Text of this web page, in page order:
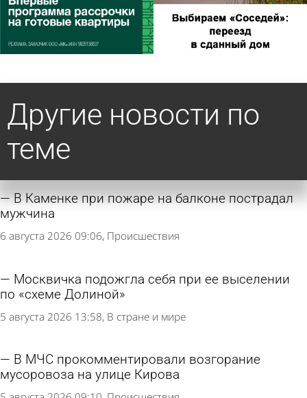
Другие новости по
теме
В Каменке при пожаре на балконе пострадал
мужчина
6 августа 2026 09:06 Происшествия
Москвичка подожгла себя при ее выселении
по «схеме Долиной»
5 августа 2026 13:58 В стране и мире
В МЧС прокомментировали возгорание
мусоровоза на улице Кирова